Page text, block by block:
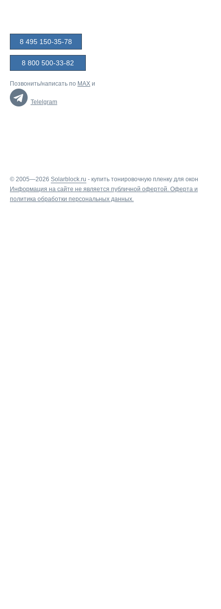
8 495 150-35-78
8 800 500-33-82
Позвонить/написать по MAX и
Telelgram
© 2005—2026 Solarblock.ru - купить тонировочную пленку для окон
Информация на сайте не является публичной офертой. Оферта и
политика обработки персональных данных.